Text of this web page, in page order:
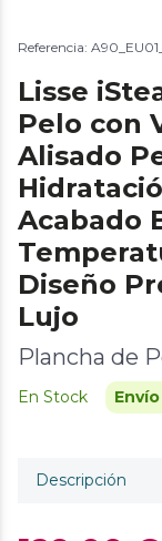
Referencia:
Lisse
Pelo con
Alisado
Acabado
Diseño
Lujo
Plancha de
En Stock
Descripción